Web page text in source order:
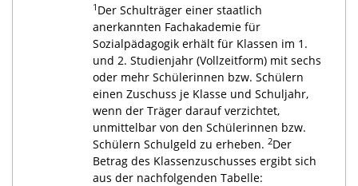
1 Der Schulträger einer staatlich
anerkannten Fachakademie für
Sozialpädagogik erhält für Klassen im 1.
und 2. Studienjahr (Vollzeitform) mit sechs
oder mehr Schülerinnen bzw. Schülern
einen Zuschuss je Klasse und Schuljahr,
wenn der Träger darauf verzichtet,
unmittelbar von den Schülerinnen bzw.
Schülern Schulgeld zu erheben. 2Der
Betrag des Klassenzuschusses ergibt sich
aus der nachfolgenden Tabelle: